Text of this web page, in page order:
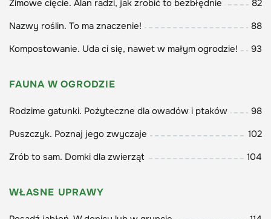
Zimowe cięcie. Alan radzi, jak zrobić to bezbłędnie
82
Nazwy roślin. To ma znaczenie!
88
Kompostowanie. Uda ci się, nawet w małym ogrodzie!
93
FAUNA W OGRODZIE
Rodzime gatunki. Pożyteczne dla owadów i ptaków
98
Puszczyk. Poznaj jego zwyczaje
102
Zrób to sam. Domki dla zwierząt
104
WŁASNE UPRAWY